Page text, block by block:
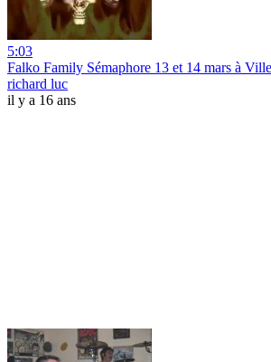
5:03
Falko Family Sémaphore 13 et 14 mars à
richard luc
il y a 16 ans